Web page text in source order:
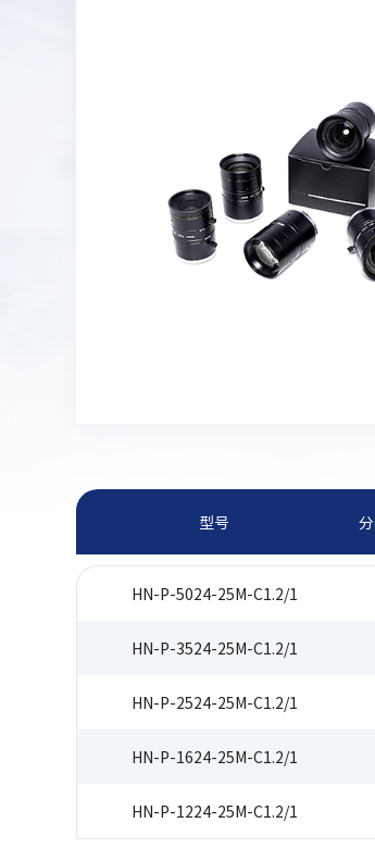
型号
HN-P-5024-25M-C1.2/1
HN-P-3524-25M-C1.2/1
HN-P-2524-25M-C1.2/1
HN-P-1624-25M-C1.2/1
HN-P-1224-25M-C1.2/1